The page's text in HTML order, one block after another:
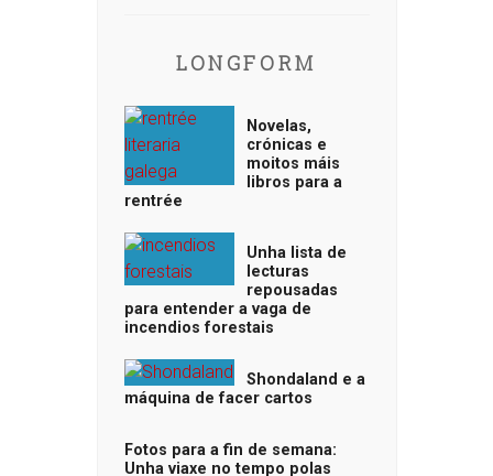
LONGFORM
Novelas,
crónicas e
moitos máis
libros para a
rentrée
Unha lista de
lecturas
repousadas
para entender a vaga de
incendios forestais
Shondaland e a
máquina de facer cartos
Fotos para a fin de semana:
Unha viaxe no tempo polas